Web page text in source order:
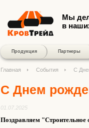
Мы
в
Продукция Партнеры
Главная События С
С Днем
01.07.2025
Поздравляем